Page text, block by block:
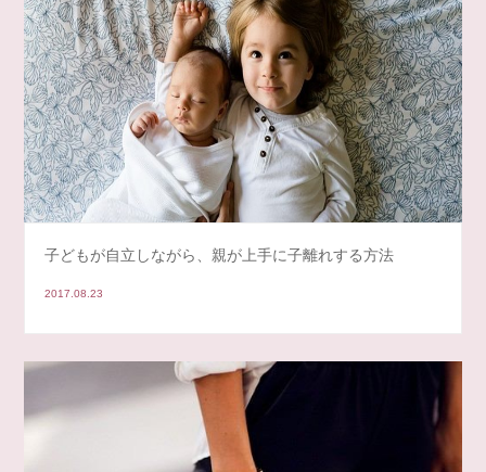
子どもが自立しながら、親が上手に子離れする方法
2017.08.23